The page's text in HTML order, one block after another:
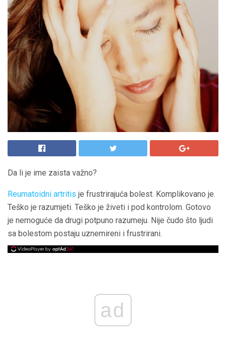
Da li je ime zaista važno?
Reumatoidni artritis je frustrirajuća bolest. Komplikovano je.
Teško je razumjeti. Teško je živeti i pod kontrolom. Gotovo
je nemoguće da drugi potpuno razumeju. Nije čudo što ljudi
sa bolestom postaju uznemireni i frustrirani.
ad